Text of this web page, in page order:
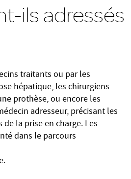
ils adressés
traitants ou par les
hépatique, les chirurgiens
prothèse, ou encore les
adresseur, précisant les
la prise en charge. Les
dans le parcours